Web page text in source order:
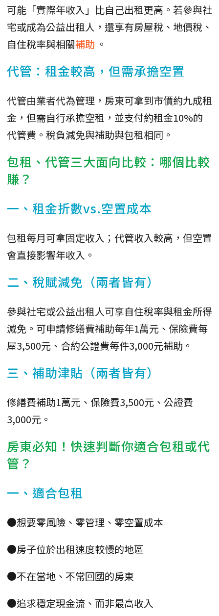
可能「實際年收入」比自己出租更高。若參與社
宅或成為公益出租人，還享有房屋稅、地價稅、
自住稅率與相關補助 。
代管：租金較高，但需承擔空置
代管由業者代為管理，房東可拿到市價約九成租
金，但需自行承擔空租，並支付約租金10%的
代管費。稅負減免與補助與包租相同。
包租、代管三大面向比較：哪個比較
賺？
一、租金折數vs.空置成本
包租每月可拿固定收入；代管收入較高，但空置
會直接影響年收入。
二、稅賦減免（兩者皆有）
參與社宅或公益出租人可享自住稅率與租金所得
減免。可申請修繕費補助每年1萬元、保險費每
屋3,500元、合約公證費每件3,000元補助。
三、補助津貼（兩者皆有）
修繕費補助1萬元、保險費3,500元、公證費
3,000元。
房東必知！快速判斷你適合包租或代
管？
一、適合包租
●想要零風險、零管理、零空置成本
●房子位於出租速度較慢的地區
●不在當地、不常回國的房東
●追求穩定現金流、而非最高收入